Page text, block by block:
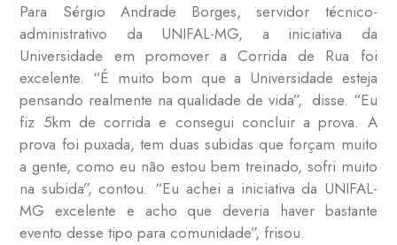
Para Sérgio Andrade Borges, servidor técnico-
administrativo da UNIFAL-MG, a iniciativa da
Universidade em promover a Corrida de Rua foi
excelente. “É muito bom que a Universidade esteja
pensando realmente na qualidade de vida”, disse. “Eu
fiz 5km de corrida e consegui concluir a prova. A
prova foi puxada, tem duas subidas que forçam muito
a gente, como eu não estou bem treinado, sofri muito
na subida”, contou. “Eu achei a iniciativa da UNIFAL-
MG excelente e acho que deveria haver bastante
evento desse tipo para comunidade”, frisou.